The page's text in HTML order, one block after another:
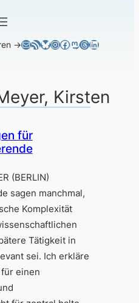
→E-MailRSS-FeedBluesky
Instagram
Facebook
Mastodon
Threads
LinkedIn
Kirsten
für
(BERLIN)
sagen manchmal,
Komplexität
Tätigkeit in
sei. Ich erkläre
einen